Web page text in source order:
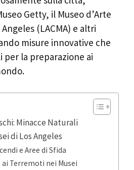
Getty, il Museo d’Arte
(LACMA) e altri
misure innovative che
la preparazione ai
Minacce Naturali
di Los Angeles
e Aree di Sfida
Terremoti nei Musei